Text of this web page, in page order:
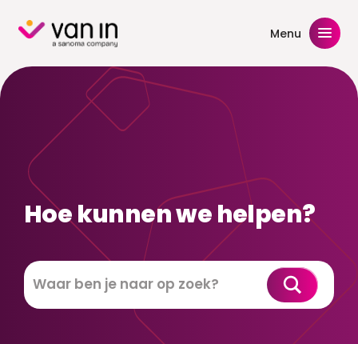
content Menu
Hoe kunnen we helpen?
Zoeken